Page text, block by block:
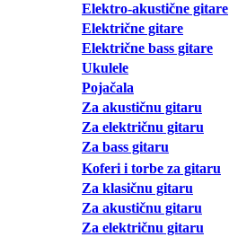
Elektro-akustične gitare
Električne gitare
Električne bass gitare
Ukulele
Pojačala
Za akustičnu gitaru
Za električnu gitaru
Za bass gitaru
Koferi i torbe za gitaru
Za klasičnu gitaru
Za akustičnu gitaru
Za električnu gitaru